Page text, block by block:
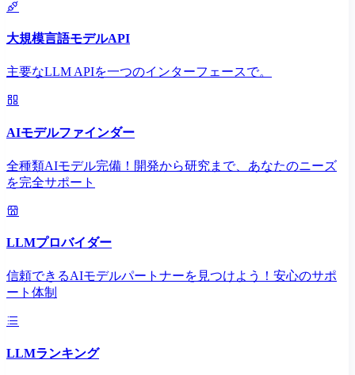
大規模言語モデルAPI
主要なLLM APIを一つのインターフェースで。
AIモデルファインダー
全種類AIモデル完備！開発から研究まで、あなたのニーズ
を完全サポート
LLMプロバイダー
信頼できるAIモデルパートナーを見つけよう！安心のサポ
ート体制
LLMランキング